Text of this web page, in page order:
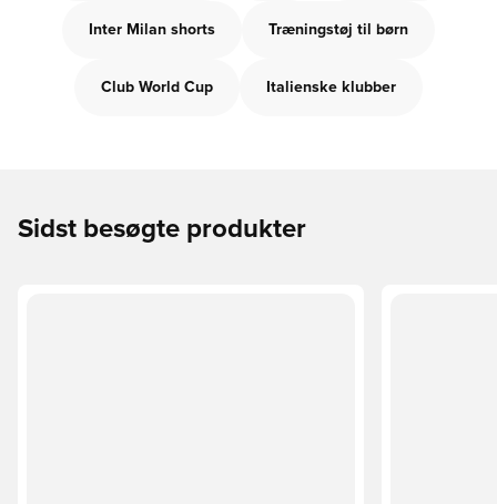
Inter Milan shorts Træningstøj til børn
Club World Cup Italienske klubber
Sidst besøgte produkter